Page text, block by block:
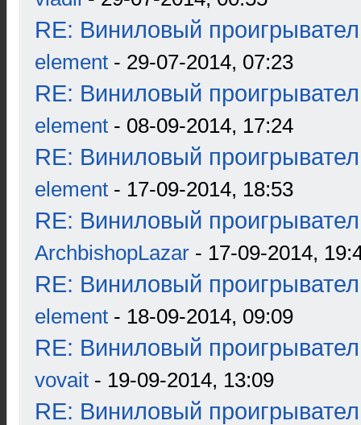
RE: Виниловый
element - 29-07-2014, 07:23
RE: Виниловый
element - 08-09-2014, 17:24
RE: Виниловый
element - 17-09-2014, 18:53
RE: Виниловый
ArchbishopLazar - 17-09-2014,
RE: Виниловый
element - 18-09-2014, 09:09
RE: Виниловый
vovait - 19-09-2014, 13:09
RE: Виниловый